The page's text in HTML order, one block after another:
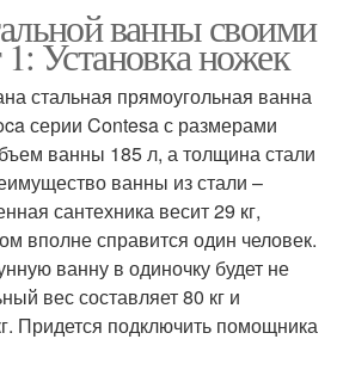
ванны своими
Установка ножек
стальная прямоугольная ванна
серии Contesa с размерами
ванны 185 л, а толщина стали
ванны из стали –
сантехника весит 29 кг,
вполне справится один человек.
ванну в одиночку будет не
вес составляет 80 кг и
Придется подключить помощника